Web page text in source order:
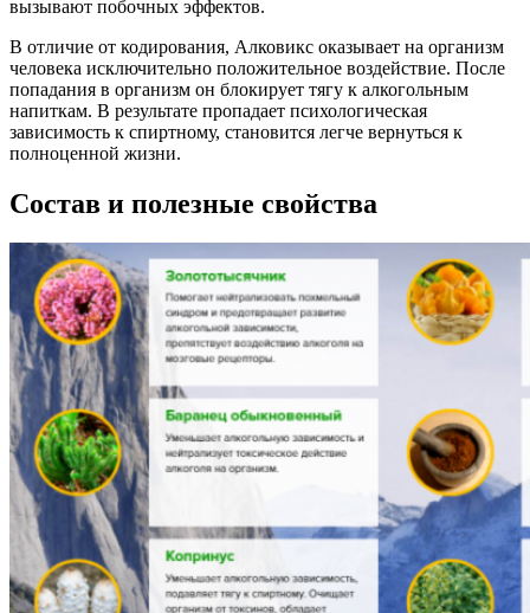
вызывают побочных эффектов.
В отличие от кодирования, Алковикс оказывает на организм
человека исключительно положительное воздействие. После
попадания в организм он блокирует тягу к алкогольным
напиткам. В результате пропадает психологическая
зависимость к спиртному, становится легче вернуться к
полноценной жизни.
Состав и полезные свойства